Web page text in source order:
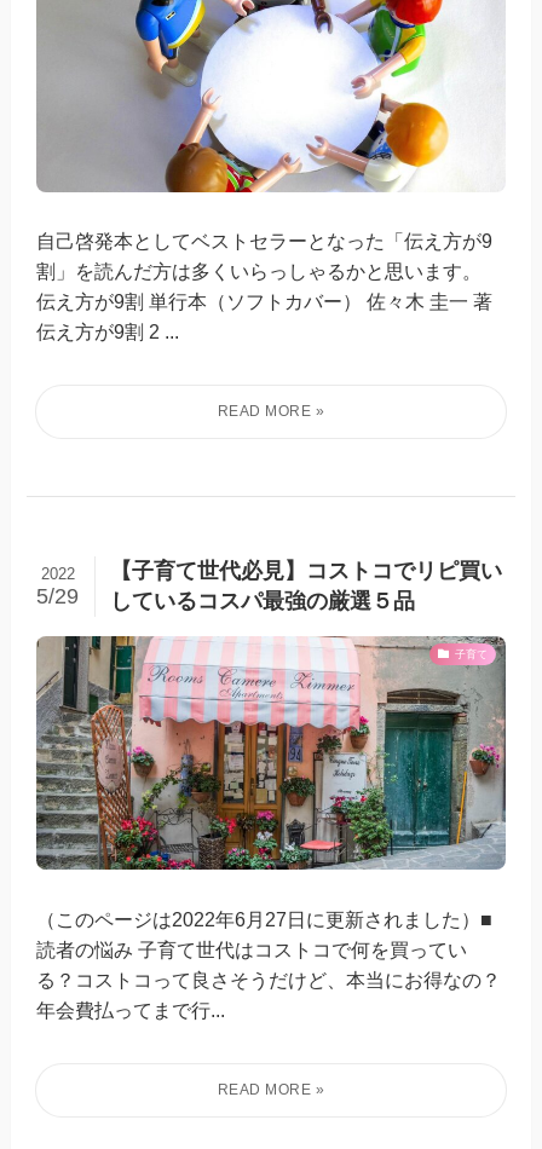
自己啓発本としてベストセラーとなった「伝え方が9
割」を読んだ方は多くいらっしゃるかと思います。
伝え方が9割 単行本（ソフトカバー） 佐々木 圭一 著
伝え方が9割 2 ...
【子育て世代必見】コストコでリピ買い
しているコスパ最強の厳選５品
2022
5/29
子育て
（このページは2022年6月27日に更新されました）■
読者の悩み 子育て世代はコストコで何を買ってい
る？コストコって良さそうだけど、本当にお得なの？
年会費払ってまで行...